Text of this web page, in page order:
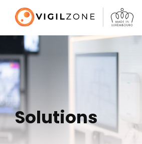
Solutions